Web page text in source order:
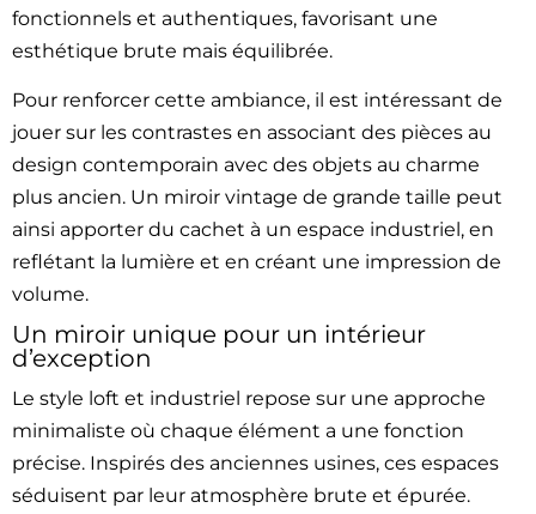
fonctionnels et authentiques, favorisant une
esthétique brute mais équilibrée.
Pour renforcer cette ambiance, il est intéressant de
jouer sur les contrastes en associant des pièces au
design contemporain avec des objets au charme
plus ancien. Un miroir vintage de grande taille peut
ainsi apporter du cachet à un espace industriel, en
reflétant la lumière et en créant une impression de
volume.
Un miroir unique pour un intérieur
d’exception
Le style loft et industriel repose sur une approche
minimaliste où chaque élément a une fonction
précise. Inspirés des anciennes usines, ces espaces
séduisent par leur atmosphère brute et épurée.